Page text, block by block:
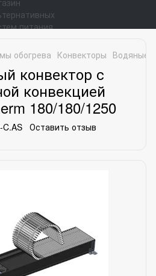
обогрева Конвекторы Водяные
конвектор с
конвекцией
180/180/1250
Оставить отзыв